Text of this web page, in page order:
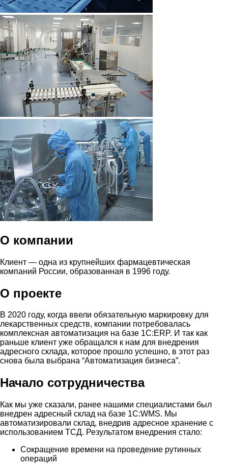
О компании
Клиент — одна из крупнейших фармацевтическая
компаний России, образованная в 1996 году.
О проекте
В 2020 году, когда ввели обязательную маркировку для
лекарственных средств, компании потребовалась
комплексная автоматизация на базе 1С:ERP. И так как
раньше клиент уже обращался к нам для внедрения
адресного склада, которое прошло успешно, в этот раз
снова была выбрана “Автоматизация бизнеса”.
Начало сотрудничества
Как мы уже сказали, ранее нашими специалистами был
внедрен адресный склад на базе 1С:WMS. Мы
автоматизировали склад, внедрив адресное хранение с
использованием ТСД. Результатом внедрения стало:
Сокращение времени на проведение рутинных
операций